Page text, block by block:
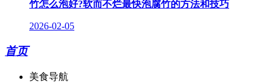
竹怎么泡好?软而不烂最快泡腐竹的方法和技巧
2026-02-05
首页
美食导航